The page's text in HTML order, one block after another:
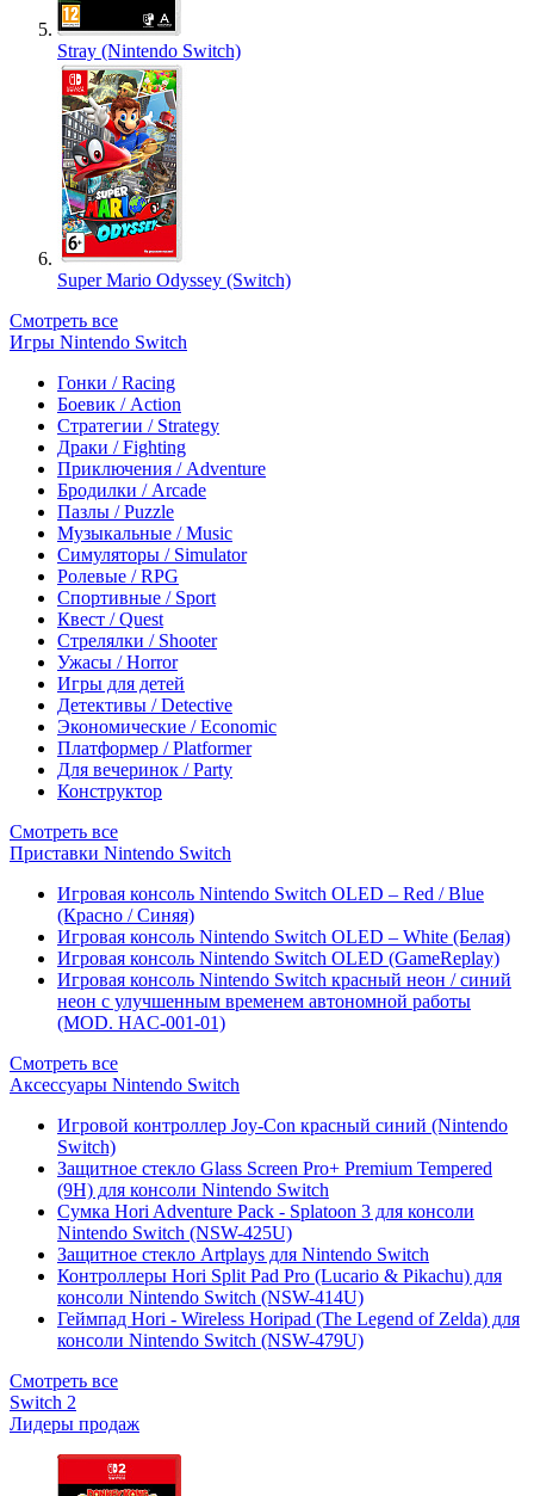
Stray (Nintendo Switch)
Super Mario Odyssey (Switch)
Смотреть все
Игры Nintendo Switch
Гонки / Racing
Боевик / Action
Стратегии / Strategy
Драки / Fighting
Приключения / Adventure
Бродилки / Arcade
Пазлы / Puzzle
Музыкальные / Music
Симуляторы / Simulator
Ролевые / RPG
Спортивные / Sport
Квест / Quest
Стрелялки / Shooter
Ужасы / Horror
Игры для детей
Детективы / Detective
Экономические / Economic
Платформер / Platformer
Для вечеринок / Party
Конструктор
Смотреть все
Приставки Nintendo Switch
Игровая консоль Nintendo Switch OLED – Red / Blue
(Красно / Синяя)
Игровая консоль Nintendo Switch OLED – White (Белая)
Игровая консоль Nintendo Switch OLED (GameReplay)
Игровая консоль Nintendo Switch красный неон / синий
неон с улучшенным временем автономной работы
(MOD. HAC-001-01)
Смотреть все
Аксессуары Nintendo Switch
Игровой контроллер Joy-Con красный синий (Nintendo
Switch)
Защитное стекло Glass Screen Pro+ Premium Tempered
(9H) для консоли Nintendo Switch
Сумка Hori Adventure Pack - Splatoon 3 для консоли
Nintendo Switch (NSW-425U)
Защитное стекло Artplays для Nintendo Switch
Контроллеры Hori Split Pad Pro (Lucario & Pikachu) для
консоли Nintendo Switch (NSW-414U)
Геймпад Hori - Wireless Horipad (The Legend of Zelda) для
консоли Nintendo Switch (NSW-479U)
Смотреть все
Switch 2
Лидеры продаж